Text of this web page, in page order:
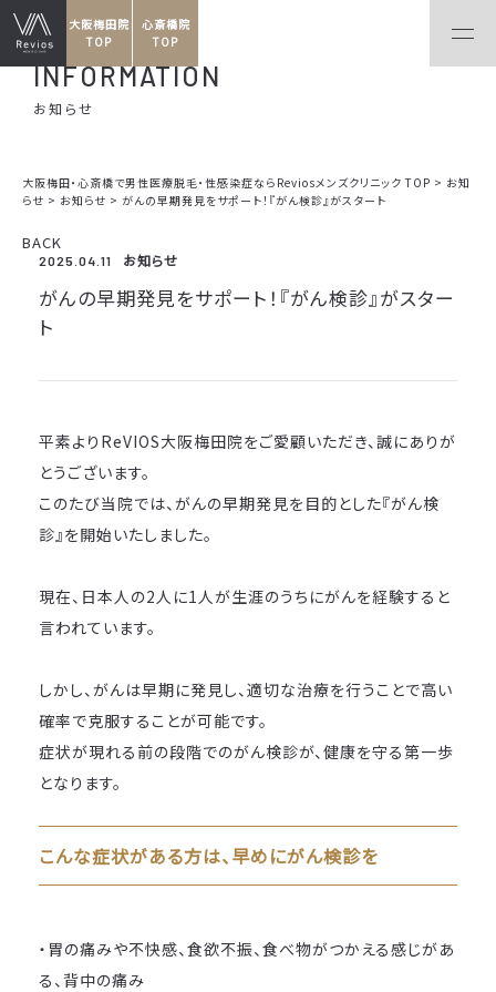
大阪梅田院
TOP
心斎橋院
TOP
INFORMATION
お知らせ
大阪梅田・心斎橋で男性医療脱毛・性感染症ならReviosメンズクリニック TOP > お知
らせ > お知らせ > がんの早期発見をサポート！『がん検診』がスタート
BACK
2025.04.11 お知らせ
がんの早期発見をサポート！『がん検診』がスター
ト
平素よりReVIOS大阪梅田院をご愛顧いただき、誠にありが
とうございます。
このたび当院では、がんの早期発見を目的とした『がん検
診』を開始いたしました。
現在、日本人の2人に1人が生涯のうちにがんを経験すると
言われています。
しかし、がんは早期に発見し、適切な治療を行うことで高い
確率で克服することが可能です。
症状が現れる前の段階でのがん検診が、健康を守る第一歩
となります。
こんな症状がある方は、早めにがん検診を
・胃の痛みや不快感、食欲不振、食べ物がつかえる感じがあ
る、背中の痛み